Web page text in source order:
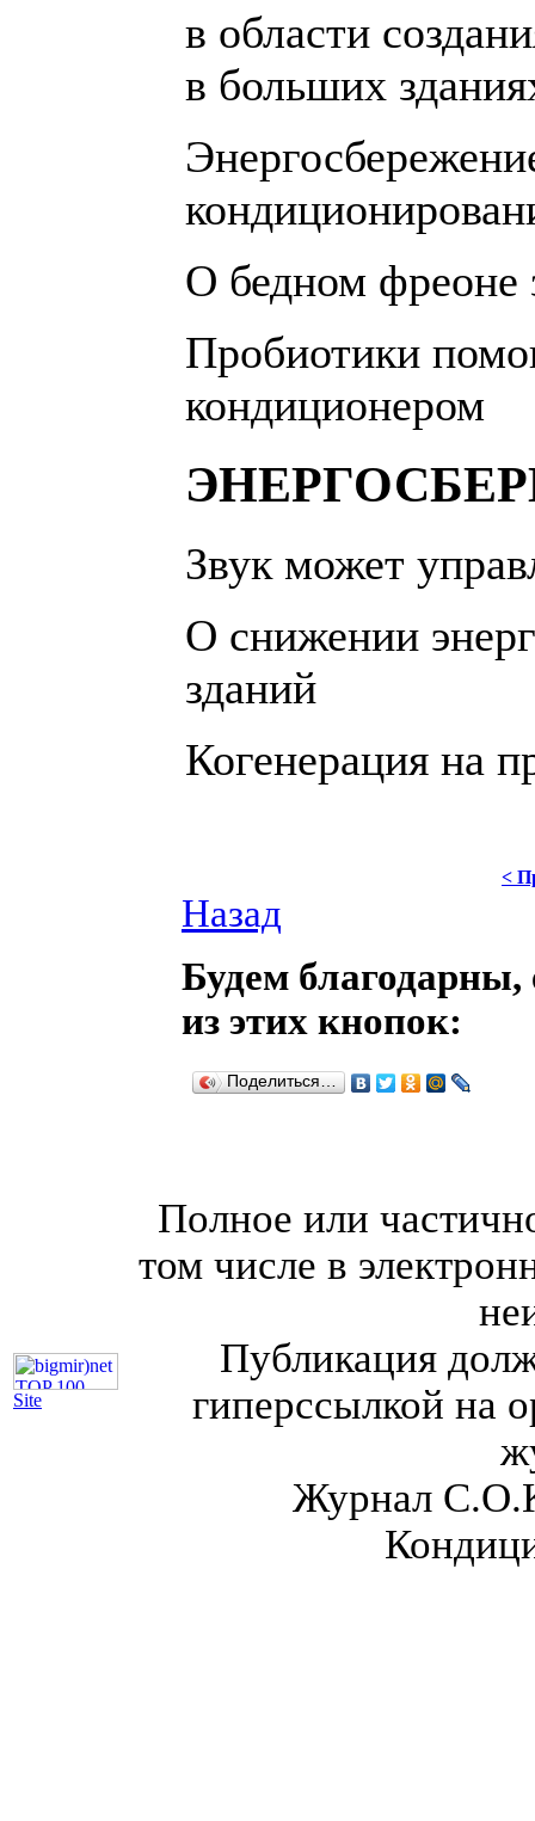
в области
в больших
О бедном фреоне
Пробиотики
кондиционером
Звук может
О снижении
зданий
Когенерация на
<
Назад
Будем благодарны,
из этих кнопок:
Поделиться…
Site
Полное или
том числе в
Публикация
гиперссылкой на
Журнал